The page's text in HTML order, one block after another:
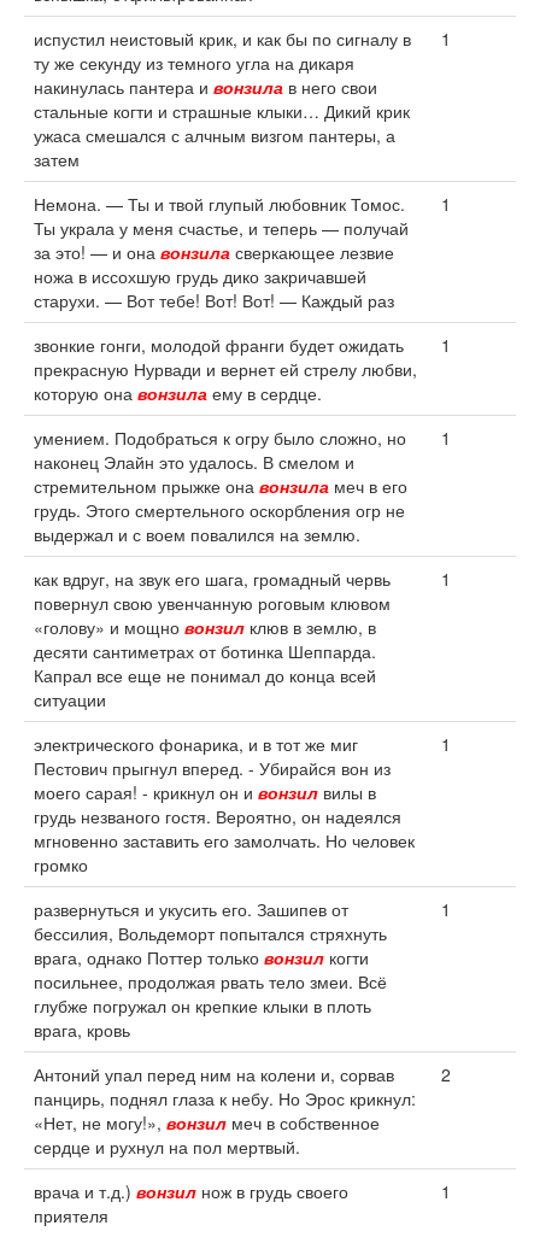
испустил неистовый крик, и как бы по сигналу в
ту же секунду из темного угла на дикаря
накинулась пантера и вонзила в него свои
стальные когти и страшные клыки… Дикий крик
ужаса смешался с алчным визгом пантеры, а
затем
1
Немона. — Ты и твой глупый любовник Томос.
Ты украла у меня счастье, и теперь — получай
за это! — и она вонзила сверкающее лезвие
ножа в иссохшую грудь дико закричавшей
старухи. — Вот тебе! Вот! Вот! — Каждый раз
1
звонкие гонги, молодой франги будет ожидать
прекрасную Нурвади и вернет ей стрелу любви,
которую она вонзила ему в сердце.
1
умением. Подобраться к огру было сложно, но
наконец Элайн это удалось. В смелом и
стремительном прыжке она вонзила меч в его
грудь. Этого смертельного оскорбления огр не
выдержал и с воем повалился на землю.
1
как вдруг, на звук его шага, громадный червь
повернул свою увенчанную роговым клювом
«голову» и мощно вонзил клюв в землю, в
десяти сантиметрах от ботинка Шеппарда.
Капрал все еще не понимал до конца всей
ситуации
1
электрического фонарика, и в тот же миг
Пестович прыгнул вперед. - Убирайся вон из
моего сарая! - крикнул он и вонзил вилы в
грудь незваного гостя. Вероятно, он надеялся
мгновенно заставить его замолчать. Но человек
громко
1
развернуться и укусить его. Зашипев от
бессилия, Вольдеморт попытался стряхнуть
врага, однако Поттер только вонзил когти
посильнее, продолжая рвать тело змеи. Всё
глубже погружал он крепкие клыки в плоть
врага, кровь
1
Антоний упал перед ним на колени и, сорвав
панцирь, поднял глаза к небу. Но Эрос крикнул:
«Нет, не могу!», вонзил меч в собственное
сердце и рухнул на пол мертвый.
2
врача и т.д.) вонзил нож в грудь своего
приятеля
1